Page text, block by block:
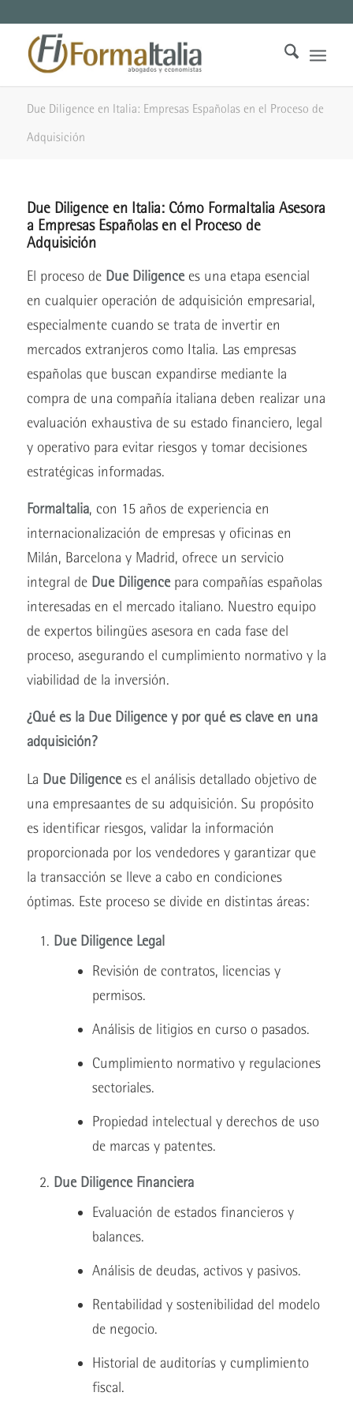
Due Diligence en Italia: Empresas Españolas en el Proceso de
Adquisición
Due Diligence en Italia: Cómo FormaItalia Asesora
a Empresas Españolas en el Proceso de
Adquisición
El proceso de Due Diligencees una etapa esencial
en cualquier operación de adquisición empresarial,
especialmente cuando se trata de invertir en
mercados extranjeros como Italia. Las empresas
españolas que buscan expandirse mediante la
compra de una compañía italiana deben realizar una
evaluación exhaustiva de su estado financiero, legal
y operativo para evitar riesgos y tomar decisiones
estratégicas informadas.
FormaItalia, con 15 años de experiencia en
internacionalización de empresas y oficinas en
Milán, Barcelona y Madrid, ofrece un servicio
integral de Due Diligencepara compañías españolas
interesadas en el mercado italiano. Nuestro equipo
de expertos bilingües asesora en cada fase del
proceso, asegurando el cumplimiento normativo y la
viabilidad de la inversión.
¿Qué es la Due Diligence y por qué es clave en una
adquisición?
La Due Diligencees el análisis detallado objetivo de
una empresaantes de su adquisición. Su propósito
es identificar riesgos, validar la información
proporcionada por los vendedores y garantizar que
la transacción se lleve a cabo en condiciones
óptimas. Este proceso se divide en distintas áreas:
Due Diligence Legal
Revisión de contratos, licencias y
permisos.
Análisis de litigios en curso o pasados.
Cumplimiento normativo y regulaciones
sectoriales.
Propiedad intelectual y derechos de uso
de marcas y patentes.
Due Diligence Financiera
Evaluación de estados financieros y
balances.
Análisis de deudas, activos y pasivos.
Rentabilidad y sostenibilidad del modelo
de negocio.
Historial de auditorías y cumplimiento
fiscal.